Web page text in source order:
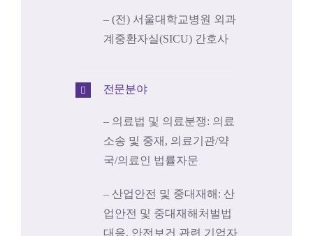
– (전) 서울대학교병원 외과
계중환자실(SICU) 간호사
전문분야
– 의료법 및 의료분쟁: 의료
소송 및 중재, 의료기관/약
국/의료인 법률자문
– 산업안전 및 중대재해: 산
업안전 및 중대재해처벌법
대응, 안전보건 관련 기업자